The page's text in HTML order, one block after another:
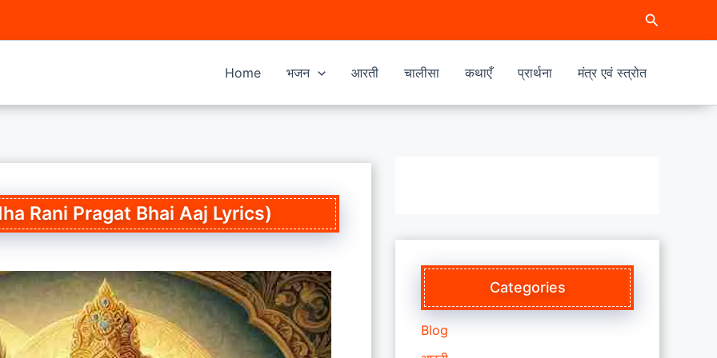
Search
Home भजन आरती चालीसा कथाएँ प्रार्थना मंत्र एवं स्त्रोत
Rani Pragat Bhai Aaj Lyrics)
Categories
Blog